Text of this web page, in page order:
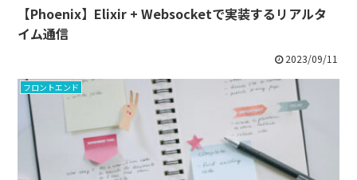
【Phoenix】Elixir + Websocketで実装するリアルタ
イム通信
2023/09/11
フロントエンド